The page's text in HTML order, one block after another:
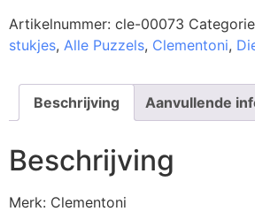
Artikelnummer: cle-00073
stukjes, Alle Puzzels, Clementoni,
Beschrijving Aanvullende
Beschrijving
Merk: Clementoni